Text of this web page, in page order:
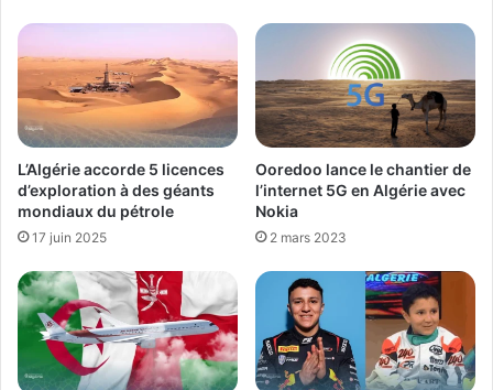
L’Algérie accorde 5 licences
d’exploration à des géants
mondiaux du pétrole
17 juin 2025
Ooredoo lance le chantier de
l’internet 5G en Algérie avec
Nokia
2 mars 2023